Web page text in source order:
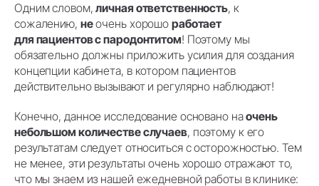
Одним словом,личная ответственность, к
сожалению, неочень хорошо работает
для пациентов с пародонтитом! Поэтому мы
обязательно должны приложить усилия для создания
концепции кабинета, в котором пациентов
действительно вызывают и регулярно наблюдают!
Конечно, данное исследование основано наочень
небольшом количестве случаев, поэтому к его
результатам следует относиться с осторожностью. Тем
не менее, эти результаты очень хорошо отражают то,
что мы знаем из нашей ежедневной работы в клинике: